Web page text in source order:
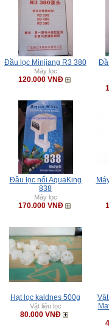
Đầu lọc Minjiang R3 380
Máy lọc
120.000 VNĐ
Đầu lọc nổi AquaKing
838
Máy lọc
170.000 VNĐ
Hạt lọc kaldnes 500g
Vật liệu lọc
80.000 VNĐ